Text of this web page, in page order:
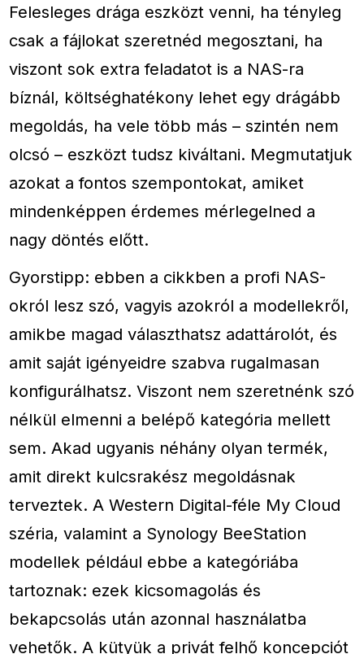
Felesleges drága eszközt venni, ha tényleg
csak a fájlokat szeretnéd megosztani, ha
viszont sok extra feladatot is a NAS-ra
bíznál, költséghatékony lehet egy drágább
megoldás, ha vele több más – szintén nem
olcsó – eszközt tudsz kiváltani. Megmutatjuk
azokat a fontos szempontokat, amiket
mindenképpen érdemes mérlegelned a
nagy döntés előtt.
Gyorstipp: ebben a cikkben a profi NAS-
okról lesz szó, vagyis azokról a modellekről,
amikbe magad választhatsz adattárolót, és
amit saját igényeidre szabva rugalmasan
konfigurálhatsz. Viszont nem szeretnénk szó
nélkül elmenni a belépő kategória mellett
sem. Akad ugyanis néhány olyan termék,
amit direkt kulcsrakész megoldásnak
terveztek. A Western Digital-féle My Cloud
széria, valamint a Synology BeeStation
modellek például ebbe a kategóriába
tartoznak: ezek kicsomagolás és
bekapcsolás után azonnal használatba
vehetők. A kütyük a privát felhő koncepciót